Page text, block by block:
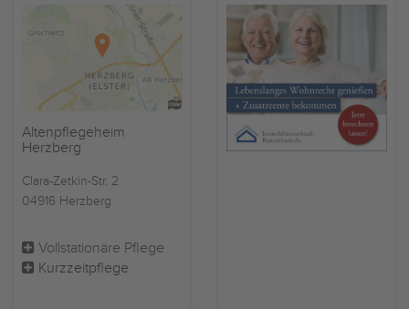
Altenpflegeheim
Herzberg
Clara-Zetkin-Str. 2
04916 Herzberg
Vollstationäre Pflege
Kurzzeitpflege